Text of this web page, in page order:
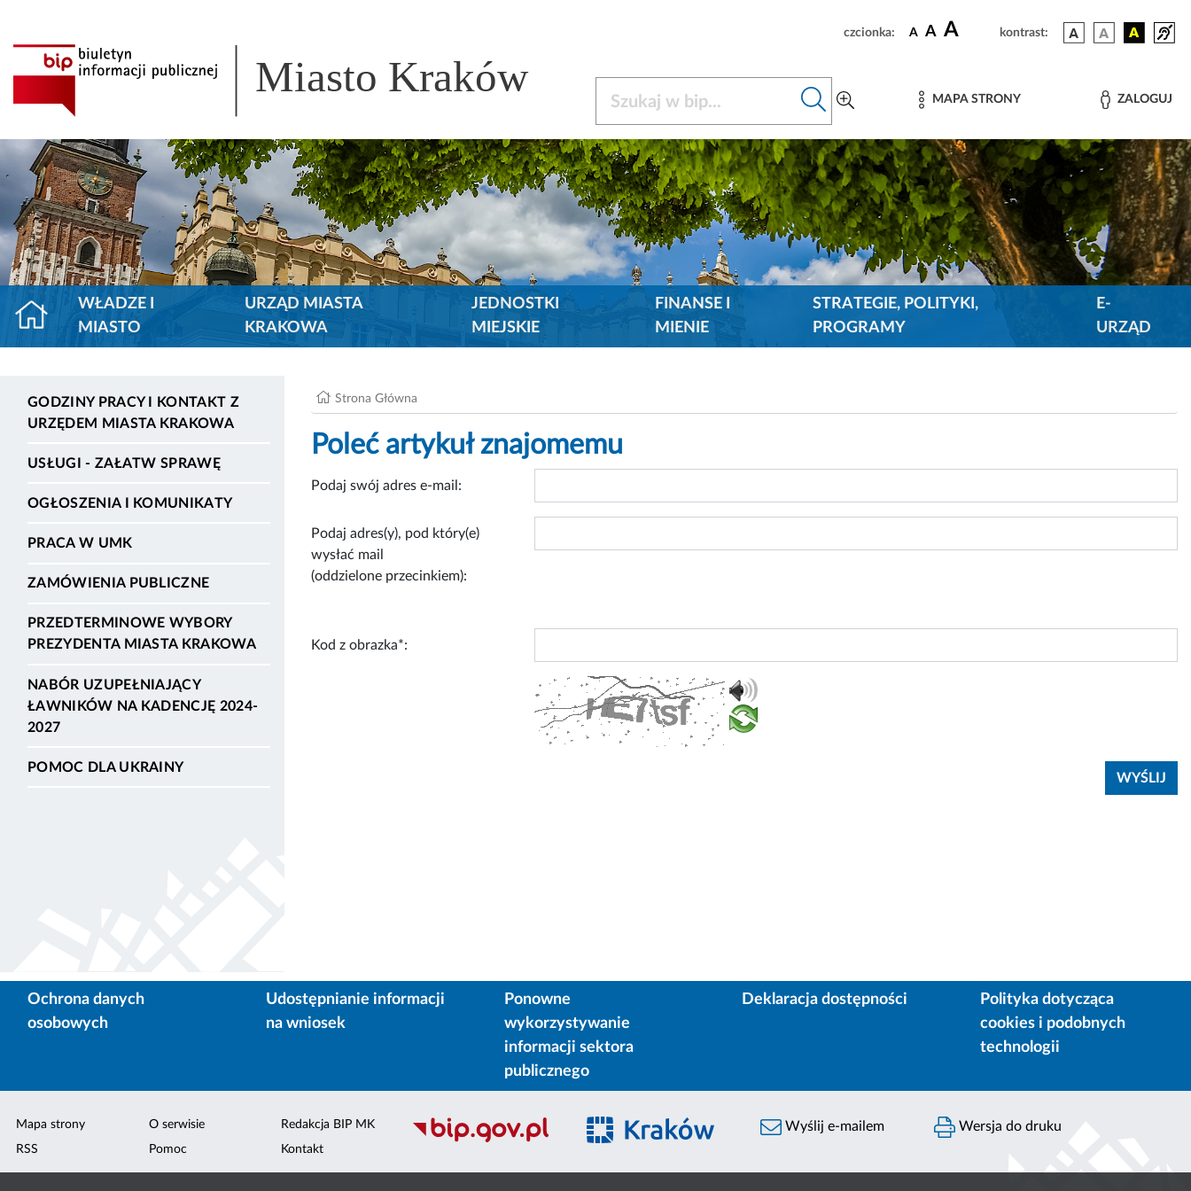
czcionka: A A A kontrast:
Miasto Kraków MAPA STRONY ZALOGUJ
WŁADZE I
MIASTO
URZĄD MIASTA
KRAKOWA
JEDNOSTKI
MIEJSKIE
FINANSE I
MIENIE
STRATEGIE, POLITYKI,
PROGRAMY
E-
URZĄD
GODZINY PRACY I KONTAKT Z
URZĘDEM MIASTA KRAKOWA
USŁUGI - ZAŁATW SPRAWĘ
OGŁOSZENIA I KOMUNIKATY
PRACA W UMK
ZAMÓWIENIA PUBLICZNE
PRZEDTERMINOWE WYBORY
PREZYDENTA MIASTA KRAKOWA
NABÓR UZUPEŁNIAJĄCY
ŁAWNIKÓW NA KADENCJĘ 2024-
2027
POMOC DLA UKRAINY
Strona Główna
Poleć artykuł znajomemu
Podaj swój adres e-mail:
Podaj adres(y), pod który(e)
wysłać mail
(oddzielone przecinkiem):
Kod z obrazka*:
Ochrona danych
osobowych
Udostępnianie informacji
na wniosek
Ponowne
wykorzystywanie
informacji sektora
publicznego
Deklaracja dostępności
Polityka dotycząca
cookies i podobnych
technologii
Mapa strony
RSS
O serwisie
Pomoc
Redakcja BIP MK
Kontakt
Wyślij e-mailem Wersja do druku